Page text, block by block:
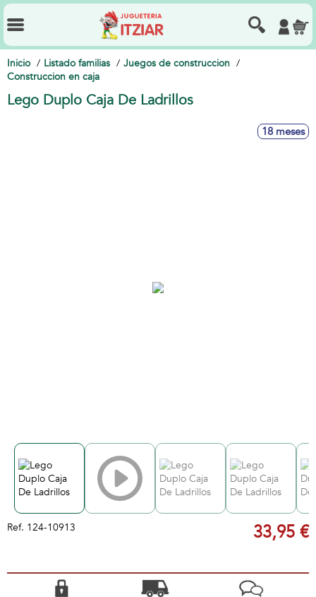
Inicio Listado familias
Juegos de construccion
Construccion en caja
Lego Duplo Caja De Ladrillos
18 meses
Ref. 124-10913 33,95 €